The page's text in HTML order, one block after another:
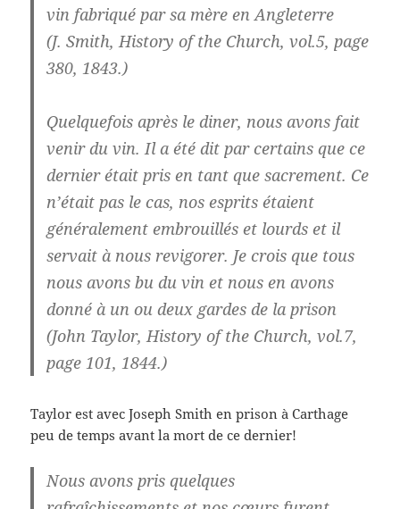
vin fabriqué par sa mère en Angleterre
(J. Smith, History of the Church, vol.5, page
380, 1843.)
Quelquefois après le diner, nous avons fait
venir du vin. Il a été dit par certains que ce
dernier était pris en tant que sacrement. Ce
n’était pas le cas, nos esprits étaient
généralement embrouillés et lourds et il
servait à nous revigorer. Je crois que tous
nous avons bu du vin et nous en avons
donné à un ou deux gardes de la prison
(John Taylor, History of the Church, vol.7,
page 101, 1844.)
Taylor est avec Joseph Smith en prison à Carthage
peu de temps avant la mort de ce dernier!
Nous avons pris quelques